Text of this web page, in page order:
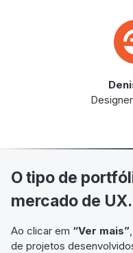
O tipo de
mercado de UX.
Ao clicar em “Ver mais”
de projetos